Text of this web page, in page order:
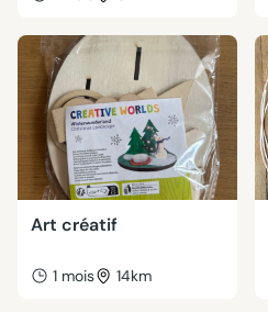
Art créatif
1 mois 14km